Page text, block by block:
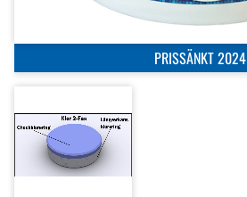
PRISSÄNKT 2024